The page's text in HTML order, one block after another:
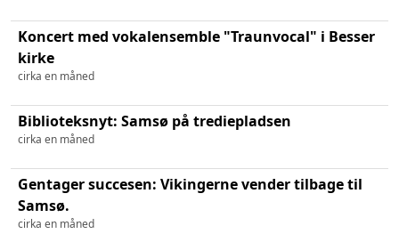
Koncert med vokalensemble "Traunvocal" i Besser
kirke
cirka en måned
Biblioteksnyt: Samsø på trediepladsen
cirka en måned
Gentager succesen: Vikingerne vender tilbage til
Samsø.
cirka en måned